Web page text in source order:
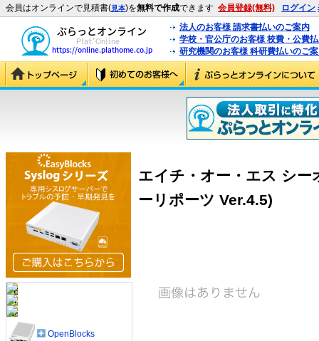
会員はオンラインで見積書(見本)を無料で作成できます 会員登録(無料) ログイン
法人のお客様 請求書払いのご案内
学校・官公庁のお客様 校費・公費
研究機関のお客様 科研費払いのご
エイチ・オー・エス シー
ーリポーツ Ver.4.5)
OpenBlocks